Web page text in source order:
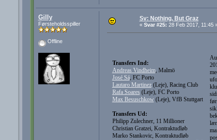
Gilly
Førsteholdsspiller
Offline
Sv: Nothing, But Graz
« Svar #25: 28 Feb 2017, 11:45
Transfers Ind:
Andreas Vindheim, Malmö
José Sá, FC Porto
Lautaro Martinez(Leje), Racing Club
Rafa Soares (Leje), FC Porto
Max Besuschkow(Leje), VfB Stuttgart
Transfers Ud:
Philipp Zulechner, 11 Millioner
Christian Gratzei, Kontraktudløb
Marko Stankovic, Kontraktudløb